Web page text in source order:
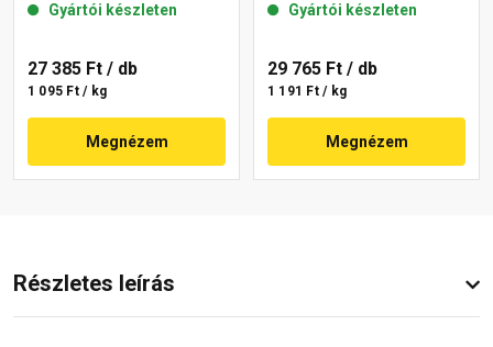
Gyártói készleten
27 385 Ft / db
1 095 Ft / kg
Megnézem
09-C 25 kg
Gyártói készleten
29 765 Ft / db
1 191 Ft / kg
Megnézem
Részletes leírás